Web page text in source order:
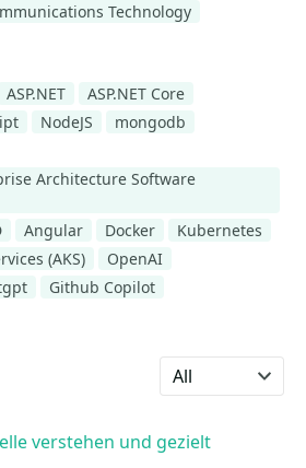
Technology
ASP.NET
ASP.NET Core
NodeJS
mongodb
Architecture Software
Angular Docker
Kubernetes
(AKS)
OpenAI
Github Copilot
Select language
verstehen und gezielt